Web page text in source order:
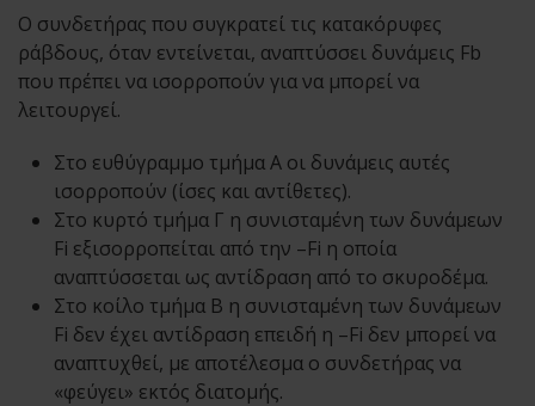
Ο συνδετήρας που συγκρατεί τις κατακόρυφες
ράβδους, όταν εντείνεται, αναπτύσσει δυνάμεις Fb
που πρέπει να ισορροπούν για να μπορεί να
λειτουργεί.
Στο ευθύγραμμο τμήμα Α οι δυνάμεις αυτές
ισορροπούν (ίσες και αντίθετες).
Στο κυρτό τμήμα Γ η συνισταμένη των δυνάμεων
Fi εξισορροπείται από την –Fi η οποία
αναπτύσσεται ως αντίδραση από το σκυροδέμα.
Στο κοίλο τμήμα Β η συνισταμένη των δυνάμεων
Fi δεν έχει αντίδραση επειδή η –Fi δεν μπορεί να
αναπτυχθεί, με αποτέλεσμα ο συνδετήρας να
«φεύγει» εκτός διατομής.